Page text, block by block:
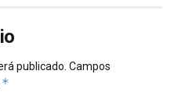
publicado. Campos
*